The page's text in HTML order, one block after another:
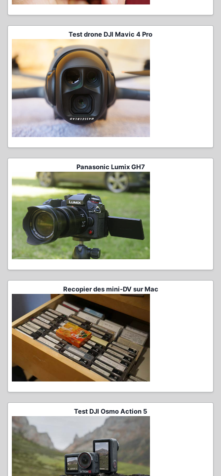
Test drone DJI Mavic 4 Pro
Panasonic Lumix GH7
Recopier des mini-DV sur Mac
Test DJI Osmo Action 5